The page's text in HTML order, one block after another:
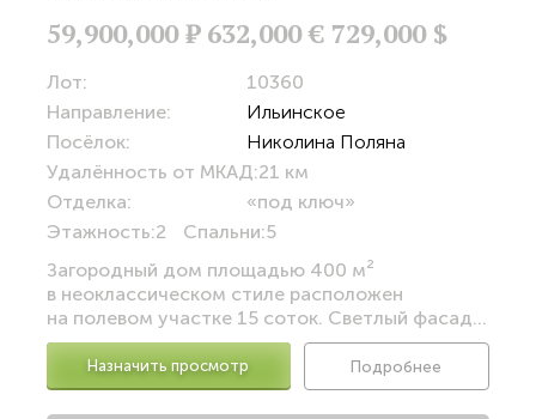
59,900,000Р 632,000 € 729,000 $
Лот:
10360
Направление:
Ильинское
Посёлок:
Николина Поляна
Удалённость от МКАД:21 км
Отделка:
«под ключ»
Этажность:2 Спальни:5
Загородный дом площадью 400 м²
в неоклассическом стиле расположен
на полевом участке 15 соток. Светлый фасад...
Назначить просмотр Подробнее